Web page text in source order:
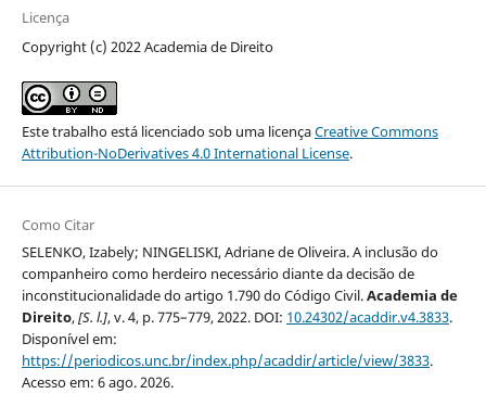
Licença
Copyright (c) 2022 Academia de Direito
Este trabalho está licenciado sob uma licençaCreative Commons
Attribution-NoDerivatives 4.0 International License.
Como Citar
SELENKO, Izabely; NINGELISKI, Adriane de Oliveira. A inclusão do
companheiro como herdeiro necessário diante da decisão de
inconstitucionalidade do artigo 1.790 do Código Civil.Academia de
Direito,[S. l.], v. 4, p. 775–779, 2022. DOI: 10.24302/acaddir.v4.3833.
Disponível em:
https://periodicos.unc.br/index.php/acaddir/article/view/3833.
Acesso em: 6 ago. 2026.